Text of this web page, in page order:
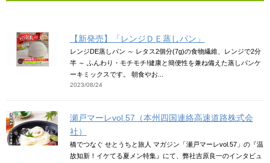
【新発売】「レンジＤＥ蒸しパン」
レンジDE蒸しパン ～ レタス2個分(7g)の食物繊維、レンジで2分
半 ～ ふんわり・モチモチ!健康と簡便性を兼ね備えた蒸しパンケ
ーキミックスです。 朝食やお...
2023/08/24
瀬戸マーレvol.57（本州四国連絡高速道路株式会
社）
橋でつなぐ せとうちと旅人 マガジン「瀬戸マーレvol.57」の『温
故知新！イケてる夏メン特集』にて、弊社吉原良一のインタビュ